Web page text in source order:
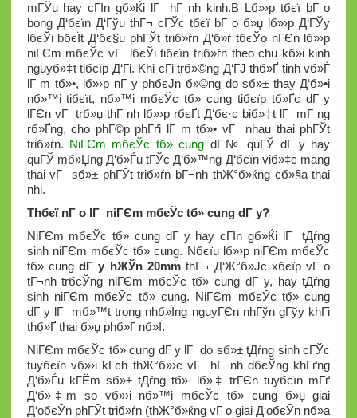
mГЎu hay cГІn gб»Ќi lГ hГ nh kinh.В Lб»›p tбєї bГ o
bong Д‘бєїn Д‘Гўu thГ¬ cГЎc tбєї bГ o б»џ lб»›p Д‘ГЎy
lбєЎi bбєЇt Д‘бє§u phГЎt triб»ѓn Д‘б»ѓ tбєЎo nГЄn lб»›p
niГЄm mбєЎc vГ lбєЎi tiбєїn triб»ѓn theo chu kб»і kinh
nguyб»‡t tiбєїp Д‘Гі. Khi cГі trб»©ng Д‘ГЈ thб»Ґ tinh vб»Ѓ
lГ m tб»•, lб»›p nГ y phбєЈn б»©ng do sб»± thay Д‘б»•i
nб»™i tiбєїt, nб»™i mбєЎc tб»­ cung tiбєїp tб»Ґc dГ y
lГЄn vГ trб»џ thГ nh lб»›p rбєҐt Д‘бє·c biб»‡t lГ mГ ng
rб»Ґng, cho phГ©p phГґi lГ m tб»• vГ nhau thai phГЎt
triб»ѓn. NiГЄm mбєЎc tб»­ cung dГ№ quГЎ dГ y hay
quГЎ mб»Џng Д‘б»Ѓu tГЎc Д‘б»™ng Д‘бєїn viб»‡c mang
thai vГ sб»± phГЎt triб»ѓn bГ¬nh thЖ°б»ќng cб»§a thai
nhi.
Thбєї nГ o lГ niГЄm mбєЎc tб»­ cung dГ y?
NiГЄm mбєЎc tб»­ cung dГ y hay cГІn gб»Ќi lГ tДѓng
sinh niГЄm mбєЎc tб»­ cung. Nбєїu lб»›p niГЄm mбєЎc
tб»­ cungdГ y hЖЎn 20mm thГ¬ Д‘Ж°б»Јc xбєїp vГ o
tГ¬nh trбєЎng niГЄm mбєЎc tб»­ cung dГ y, hay tДѓng
sinh niГЄm mбєЎc tб»­ cung. NiГЄm mбєЎc tб»­ cung
dГ y lГ mб»™t trong nhб»Їng nguyГЄn nhГўn gГўy khГі
thб»Ґ thai б»џ phб»Ґ nб»Ї.
NiГЄm mбєЎc tб»­ cung dГ y lГ do sб»± tДѓng sinh cГЎc
tuyбєїn vб»›i kГ­ch thЖ°б»›c vГ hГ¬nh dбєЎng khГґng
Д‘б»Ѓu kГЁm sб»± tДѓng tб»· lб»‡ trГЄn tuyбєїn mГґ
Д‘б»‡m so vб»›i nб»™i mбєЎc tб»­ cung б»џ giai
Д‘oбєЎn phГЎt triб»ѓn (thЖ°б»ќng vГ o giai Д‘oбєЎn nб»­a